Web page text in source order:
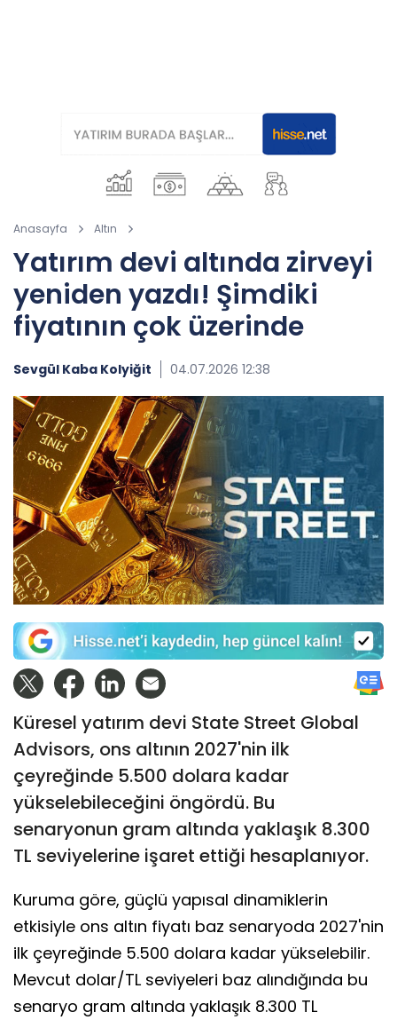
Anasayfa Altın
Yatırım devi altında zirveyi
yeniden yazdı! Şimdiki
fiyatının çok üzerinde
Sevgül Kaba Kolyiğit 04.07.2026 12:38
Küresel yatırım devi State Street Global
Advisors, ons altının 2027'nin ilk
çeyreğinde 5.500 dolara kadar
yükselebileceğini öngördü. Bu
senaryonun gram altında yaklaşık 8.300
TL seviyelerine işaret ettiği hesaplanıyor.
Kuruma göre, güçlü yapısal dinamiklerin
etkisiyle ons altın fiyatı baz senaryoda 2027'nin
ilk çeyreğinde 5.500 dolara kadar yükselebilir.
Mevcut dolar/TL seviyeleri baz alındığında bu
senaryo gram altında yaklaşık 8.300 TL